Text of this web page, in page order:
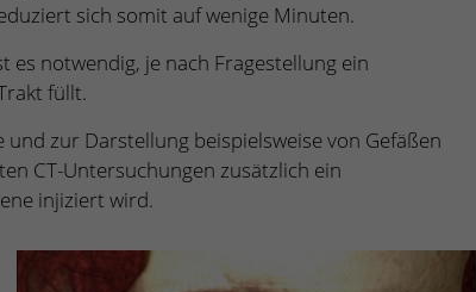
sich somit auf wenige Minuten.
notwendig, je nach Fragestellung ein
füllt.
zur Darstellung beispielsweise von Gefäßen
CT-Untersuchungen zusätzlich ein
injiziert wird.